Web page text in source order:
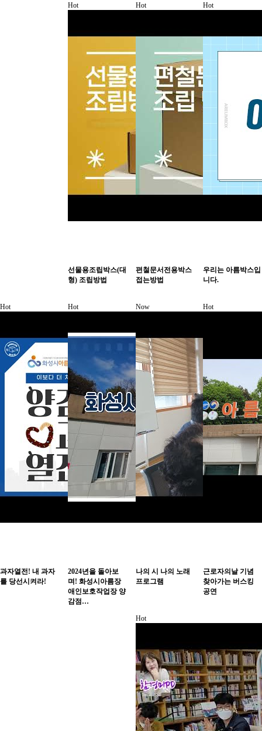
Hot
선물용조립박스(대
형) 조립방법
Hot
편철문서전용박스
접는방법
Hot
우리는 아름박스입
니다.
Hot
과자열전! 내 과자
를 당선시켜라!
Hot
2024년을 돌아보
며! 화성시아름장
애인보호작업장 양
감점…
Now
나의 시 나의 노래
프로그램
Hot
근로자의날 기념
찾아가는 버스킹
공연
Hot